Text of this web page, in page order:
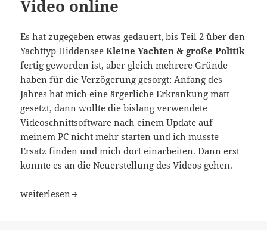
Video online
Es hat zugegeben etwas gedauert, bis Teil 2 über den
Yachttyp HiddenseeKleine Yachten & große Politik
fertig geworden ist, aber gleich mehrere Gründe
haben für die Verzögerung gesorgt: Anfang des
Jahres hat mich eine ärgerliche Erkrankung matt
gesetzt, dann wollte die bislang verwendete
Videoschnittsoftware nach einem Update auf
meinem PC nicht mehr starten und ich musste
Ersatz finden und mich dort einarbeiten. Dann erst
konnte es an die Neuerstellung des Videos gehen.
Zweiter Teil des Hiddensee-Video online
weiterlesen